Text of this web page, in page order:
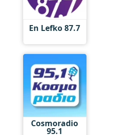
En Lefko 87.7
Cosmoradio
95.1